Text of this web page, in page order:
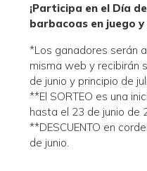
¡Participa en el Día
barbacoas en juego
*Los ganadores serán
misma web y recibirán
de junio y principio de
**El SORTEO es una
hasta el 23 de junio de
**DESCUENTO en
de junio.